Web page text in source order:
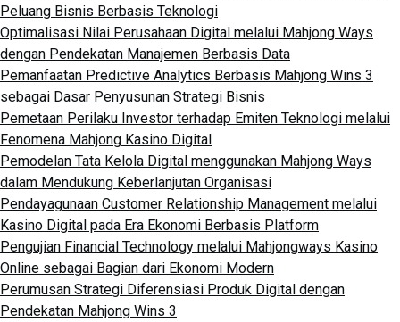
Peluang Bisnis Berbasis Teknologi
Optimalisasi Nilai Perusahaan Digital melalui Mahjong Ways
dengan Pendekatan Manajemen Berbasis Data
Pemanfaatan Predictive Analytics Berbasis Mahjong Wins 3
sebagai Dasar Penyusunan Strategi Bisnis
Pemetaan Perilaku Investor terhadap Emiten Teknologi melalui
Fenomena Mahjong Kasino Digital
Pemodelan Tata Kelola Digital menggunakan Mahjong Ways
dalam Mendukung Keberlanjutan Organisasi
Pendayagunaan Customer Relationship Management melalui
Kasino Digital pada Era Ekonomi Berbasis Platform
Pengujian Financial Technology melalui Mahjongways Kasino
Online sebagai Bagian dari Ekonomi Modern
Perumusan Strategi Diferensiasi Produk Digital dengan
Pendekatan Mahjong Wins 3